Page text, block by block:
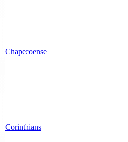
Chapecoense
Corinthians